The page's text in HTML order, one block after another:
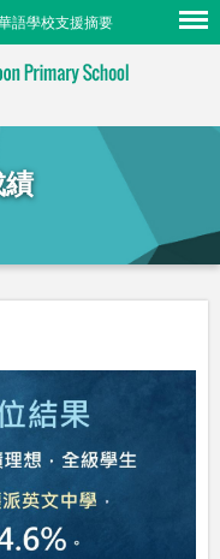
語學校支援摘要 Menu